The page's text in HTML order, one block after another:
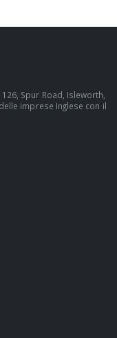
Spur Road, Isleworth,
imprese Inglese con il